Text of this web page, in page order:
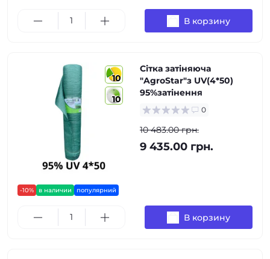
В корзину
10
10
-10% в наличии популярний
Сітка затіняюча
"AgroStar"з UV(4*50)
95%затінення
0
10 483.00 грн.
9 435.00 грн.
В корзину